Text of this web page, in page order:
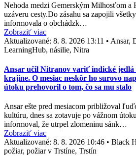
Nehoda medzi Gemerským Milhosťom a
uzáveru cesty.Do zásahu sa zapojili
informovala o obchádzk…
Zobraziť viac
Aktualizované: 8. 8. 2026 13:11 • Ansar,
LearningHub, násilie, Nitra
Ansar učil Nitranov variť indické jedlá
krajine. O mesiac neskôr ho surovo
útoku prehovoril o tom, čo sa mu stalo
Ansar ešte pred mesiacom približoval
kultúru, dnes sa zotavuje po vážnom
informoval, že utrpel zlomeninu sánk…
Zobraziť viac
Aktualizované: 8. 8. 2026 10:46 • Black
požiar, požiar v Trstíne, Trstín